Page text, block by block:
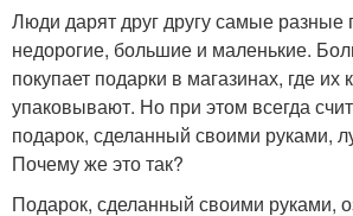
Люди дарят друг другу самые разные
недорогие, большие и маленькие.
покупает подарки в магазинах, где их
упаковывают. Но при этом всегда
подарок, сделанный своими руками,
Почему же это так?
Подарок, сделанный своими руками,